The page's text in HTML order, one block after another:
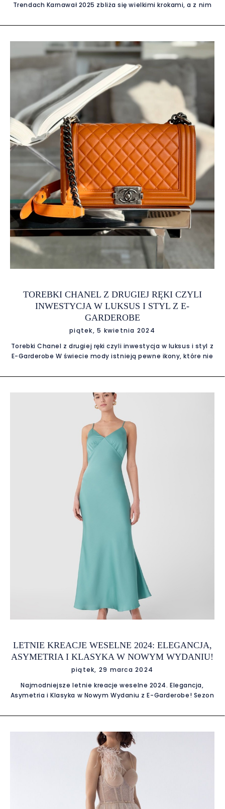
Trendach Karnawał 2025 zbliża się wielkimi krokami, a z nim
Ciebie przegląd 5 największych trendów na nadchodzący
wypożyczyć i zabłysnąć na każdej imprezie. Metaliczny Blask
– Efektowne wejście Metaliczne tkaniny w srebrze, złocie i
miedzi to idealny wybór na karn
TOREBKI CHANEL Z DRUGIEJ RĘKI CZYLI
INWESTYCJA W LUKSUS I STYL Z E-
GARDEROBE
piątek, 5 kwietnia 2024
Torebki Chanel z drugiej ręki czyli inwestycja w luksus i styl z
E-Garderobe W świecie mody istnieją pewne ikony, które nie
doskonałą inwestycję. Torebki Chanel to jedne z tych
wartości wraz z biegiem lat. W jakie konkretnie modele
warto zainwestować? Odpowiadamy na to pytanie
poniżej:Chanel Square: Ponadczasowa Elegancja w
Kompaktowej FormieTorebka Chanel Square to kwintesencja
klasyki i ponadczasowej elegancji. Jej kwadratowy kształt i
minimalistyczny design sprawiają, że pasuje do każdej
stylizacji, zarówno wieczorowej, jak i codziennej. Jest to nie
tylko modny dodatek, ale również inwestycja w wartość,
która z biegiem czasu tylko rośnie.Chanel Boy: Rebeliancki
Duszek W Świecie KlasykiChanel Boy torebka, nazwana na
cześć kochanka Coco Chanel, Boya Capela, to symbol
odwagi i niezależności
LETNIE KREACJE WESELNE 2024: ELEGANCJA,
ASYMETRIA I KLASYKA W NOWYM WYDANIU!
piątek, 29 marca 2024
Najmodniejsze letnie kreacje weselne 2024. Elegancja,
Asymetria i Klasyka w Nowym Wydaniu z E-Garderobe! Sezon
rewolucji. Dla gości weselnych, wybór odpowiedniej kreacji
aktualnych trendów. Oto przegląd najgorętszych trendów w
ubiorze damskim na wesela w 2024 roku: Elegancka Retro
Rewolucja: Styl Vintage W Nowej Odsłonie Styl vintage w
2024 roku odgrywa kluczową rolę w modzie weselnej.
Delikatne koronki, miękkie tkaniny, oraz klasyczne kroje
przenoszą nas w romantyczny świat lat minionych. Dla gości
weselnych, sukienki inspirowane estetyką lat 20., 50. czy 70.
są doskonałym wyborem, dodającym unikalnego uroku i